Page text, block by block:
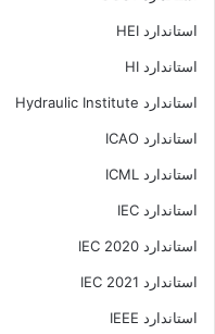
استاندارد HEI
استاندارد HI
استاندارد Hydraulic Institute
استاندارد ICAO
استاندارد ICML
استاندارد IEC
استاندارد IEC 2020
استاندارد IEC 2021
استاندارد IEEE